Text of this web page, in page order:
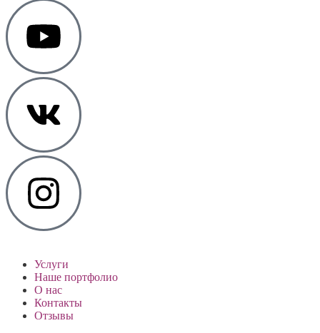
Услуги
Наше портфолио
О нас
Контакты
Отзывы